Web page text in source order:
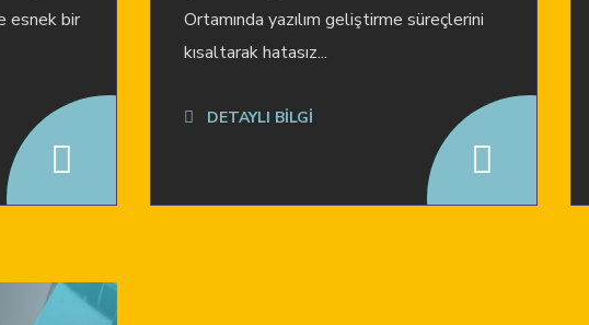
esnek bir
Ortamında yazılım geliştirme süreçlerini
kısaltarak hatasız...
DETAYLI BİLGİ